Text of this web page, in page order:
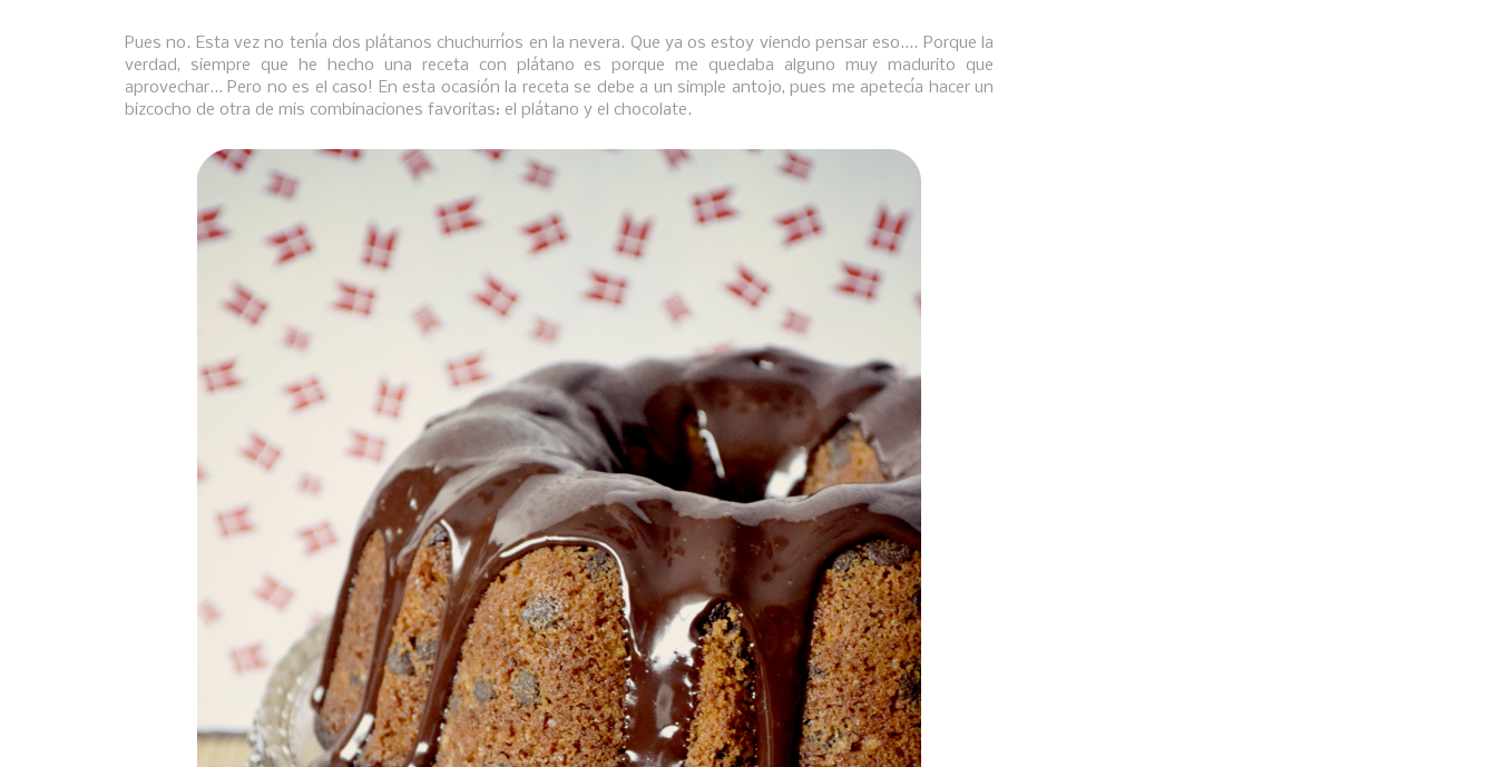
Pues no. Esta vez no tenía dos plátanos chuchurríos en la nevera. Que ya os estoy viendo pensar eso.... Porque la
verdad, siempre que he hecho una receta con plátano es porque me quedaba alguno muy madurito que
aprovechar... Pero no es el caso! En esta ocasión la receta se debe a un simple antojo, pues me apetecía hacer un
bizcocho de otra de mis combinaciones favoritas: el plátano y el chocolate.